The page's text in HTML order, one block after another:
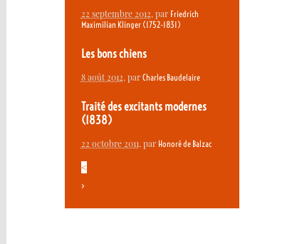
22 septembre 2012, par Friedrich
Maximilian Klinger (1752-1831)
Les bons chiens
8 août 2012, par Charles Baudelaire
Traité des excitants modernes
(1838)
22 octobre 2011, par Honoré de Balzac
<
>